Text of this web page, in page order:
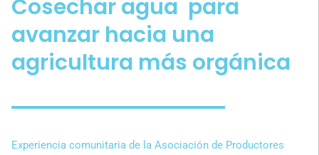
Cosechar agua para
avanzar hacia una
agricultura más orgánica
Experiencia comunitaria de la Asociación de Productores